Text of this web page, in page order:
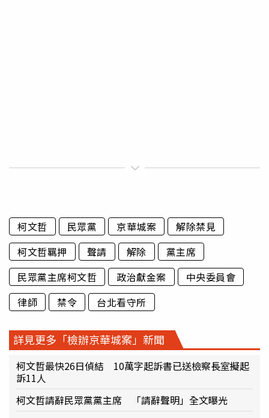
柯文哲 民眾黨 京華城案
解除禁見
柯文哲羈押
聲請 解除
黨主席
民眾黨主席柯文哲
政治獻金案
中央委員會
律師
禁令 台北看守所
詳見更多「檢辦京華城案」新聞
柯文哲最快26日偵結 10萬字起訴書已送檢察長室擬起
訴11人
柯文哲請辭民眾黨黨主席 「請辭聲明」全文曝光